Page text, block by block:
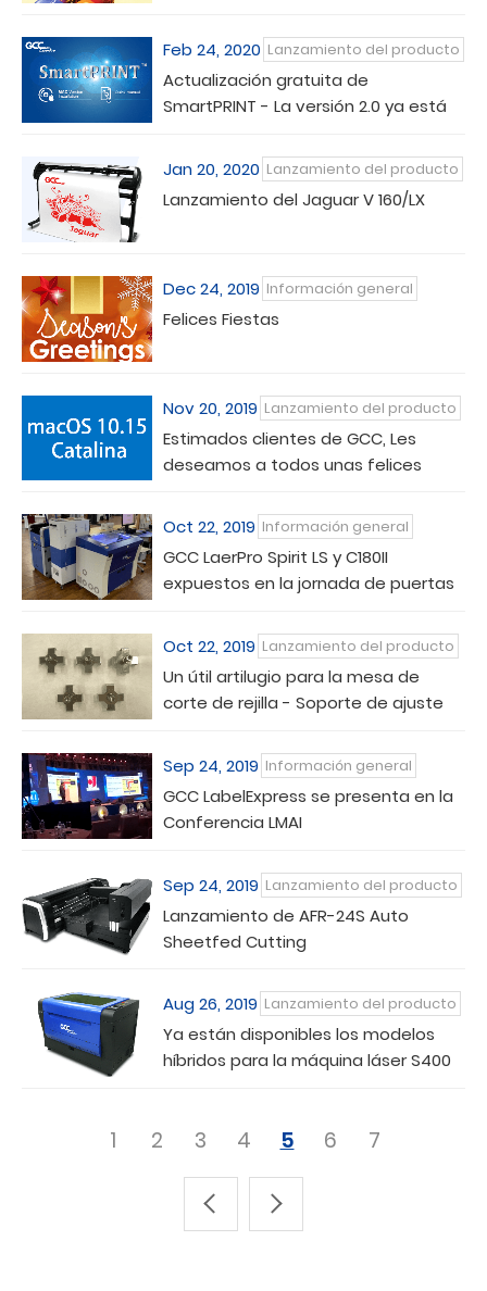
Feb 24, 2020 Lanzamiento del producto
Actualización gratuita de
SmartPRINT - La versión 2.0 ya está
Jan 20, 2020 Lanzamiento del producto
Lanzamiento del Jaguar V 160/LX
Dec 24, 2019 Información general
Felices Fiestas
Nov 20, 2019 Lanzamiento del producto
Estimados clientes de GCC, Les
deseamos a todos unas felices
Oct 22, 2019 Información general
GCC LaerPro Spirit LS y C180II
expuestos en la jornada de puertas
Oct 22, 2019 Lanzamiento del producto
Un útil artilugio para la mesa de
corte de rejilla - Soporte de ajuste
Sep 24, 2019 Información general
GCC LabelExpress se presenta en la
Conferencia LMAI
Sep 24, 2019 Lanzamiento del producto
Lanzamiento de AFR-24S Auto
Sheetfed Cutting
Aug 26, 2019 Lanzamiento del producto
Ya están disponibles los modelos
híbridos para la máquina láser S400
1 2 3 4 5 6 7